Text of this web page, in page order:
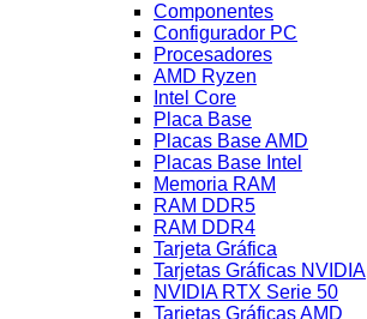
Componentes
Configurador PC
Procesadores
AMD Ryzen
Intel Core
Placa Base
Placas Base AMD
Placas Base Intel
Memoria RAM
RAM DDR5
RAM DDR4
Tarjeta Gráfica
Tarjetas Gráficas NVIDIA
NVIDIA RTX Serie 50
Tarjetas Gráficas AMD